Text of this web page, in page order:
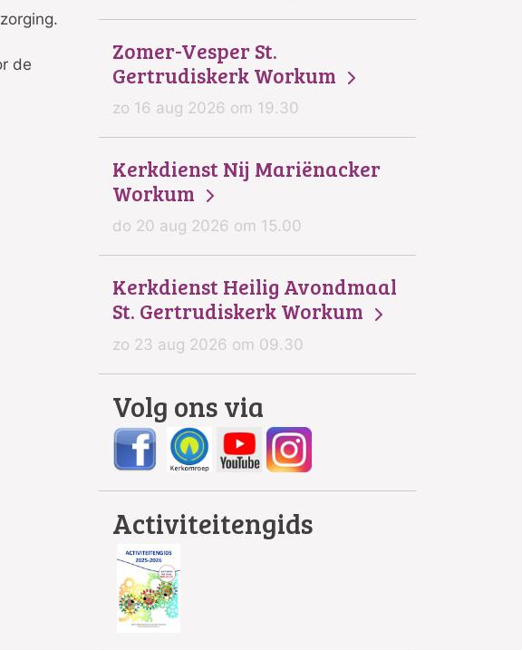
de
Zomer-Vesper St.
Gertrudiskerk Workum
zo 16 aug 2026 om 19.30
Kerkdienst Nij Mariënacker
Workum
do 20 aug 2026 om 15.00
Kerkdienst Heilig Avondmaal
St. Gertrudiskerk Workum
zo 23 aug 2026 om 09.30
Volg ons via
Activiteitengids